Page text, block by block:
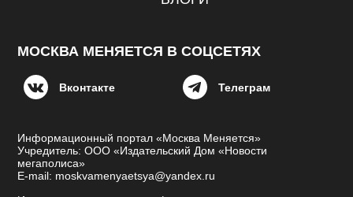
МОСКВА МЕНЯЕТСЯ В СОЦСЕТЯХ
Вконтакте Телеграм
Информационный портал «Москва Меняется»
Учредитель: ООО «Издательский Дом «Новости
мегаполиса»
E-mail: moskvamenyaetsya@yandex.ru